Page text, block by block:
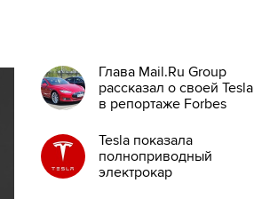
Глава Mail.Ru Group
рассказал о своей Tesla
в репортаже Forbes
Tesla показала
полноприводный
электрокар